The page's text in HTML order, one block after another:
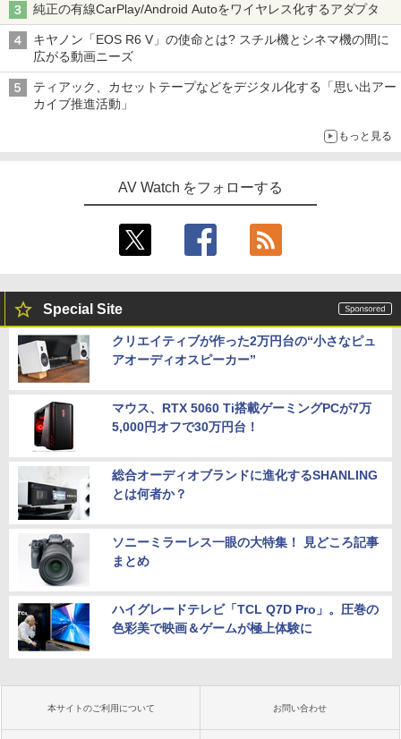
純正の有線CarPlay/Android Autoをワイヤレス化するアダプタ
キヤノン「EOS R6 V」の使命とは? スチル機とシネマ機の間に
広がる動画ニーズ
ティアック、カセットテープなどをデジタル化する「思い出アー
カイブ推進活動」
もっと見る
AV Watch をフォローする
Special Site
クリエイティブが作った2万円台の“小さなピュ
アオーディオスピーカー”
マウス、RTX 5060 Ti搭載ゲーミングPCが7万
5,000円オフで30万円台！
総合オーディオブランドに進化するSHANLING
とは何者か？
ソニーミラーレス一眼の大特集！ 見どころ記事
まとめ
ハイグレードテレビ「TCL Q7D Pro」。圧巻の
色彩美で映画＆ゲームが極上体験に
本サイトのご利用について お問い合わせ